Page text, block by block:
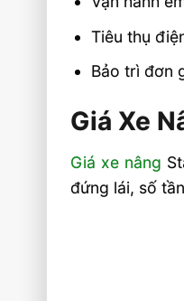
Tiêu thụ
Bảo trì đơn
Giá Xe
Giá xe nâng
đứng lái, số